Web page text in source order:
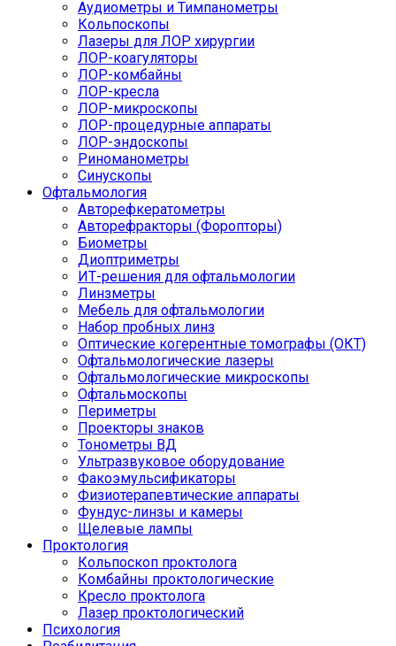
Аудиометры и Тимпанометры
Кольпоскопы
Лазеры для ЛОР хирургии
ЛОР-коагуляторы
ЛОР-комбайны
ЛОР-кресла
ЛОР-микроскопы
ЛОР-процедурные аппараты
ЛОР-эндоскопы
Риноманометры
Синускопы
Офтальмология
Авторефкератометры
Авторефракторы (Форопторы)
Биометры
Диоптриметры
ИТ-решения для офтальмологии
Линзметры
Мебель для офтальмологии
Набор пробных линз
Оптические когерентные томографы (ОКТ)
Офтальмологические лазеры
Офтальмологические микроскопы
Офтальмоскопы
Периметры
Проекторы знаков
Тонометры ВД
Ультразвуковое оборудование
Факоэмульсификаторы
Физиотерапевтические аппараты
Фундус-линзы и камеры
Щелевые лампы
Проктология
Кольпоскоп проктолога
Комбайны проктологические
Кресло проктолога
Лазер проктологический
Психология